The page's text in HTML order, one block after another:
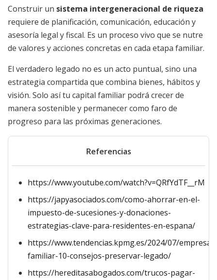
Construir un sistema intergeneracional de riqueza
requiere de planificación, comunicación, educación y
asesoría legal y fiscal. Es un proceso vivo que se nutre
de valores y acciones concretas en cada etapa familiar.
El verdadero legado no es un acto puntual, sino una
estrategia compartida que combina bienes, hábitos y
visión. Solo así tu capital familiar podrá crecer de
manera sostenible y permanecer como faro de
progreso para las próximas generaciones.
Referencias
https://www.youtube.com/watch?v=QRfYdTF__rM
https://japyasociados.com/como-ahorrar-en-el-
impuesto-de-sucesiones-y-donaciones-
estrategias-clave-para-residentes-en-espana/
https://www.tendencias.kpmg.es/2024/07/empresa-
familiar-10-consejos-preservar-legado/
https://hereditasabogados.com/trucos-pagar-